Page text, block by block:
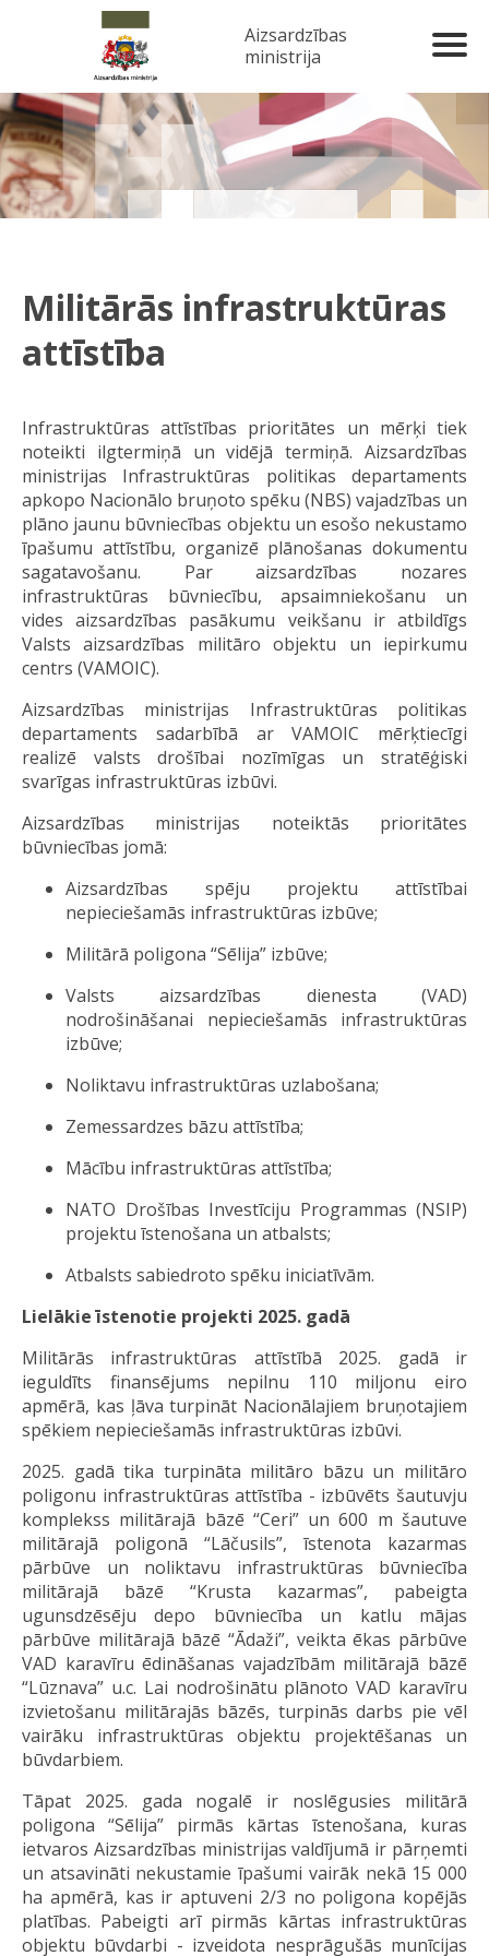
Aizsardzības
ministrija
Militārās infrastruktūras
attīstība
Infrastruktūras attīstības prioritātes un mērķi tiek
noteikti ilgtermiņā un vidējā termiņā. Aizsardzības
ministrijas Infrastruktūras politikas departaments
apkopo Nacionālo bruņoto spēku (NBS) vajadzības un
plāno jaunu būvniecības objektu un esošo nekustamo
īpašumu attīstību, organizē plānošanas dokumentu
sagatavošanu. Par aizsardzības nozares
infrastruktūras būvniecību, apsaimniekošanu un
vides aizsardzības pasākumu veikšanu ir atbildīgs
Valsts aizsardzības militāro objektu un iepirkumu
centrs (VAMOIC).
Aizsardzības ministrijas Infrastruktūras politikas
departaments sadarbībā ar VAMOIC mērķtiecīgi
realizē valsts drošībai nozīmīgas un stratēģiski
svarīgas infrastruktūras izbūvi.
Aizsardzības ministrijas noteiktās prioritātes
būvniecības jomā:
Aizsardzības spēju projektu attīstībai
nepieciešamās infrastruktūras izbūve;
Militārā poligona “Sēlija” izbūve;
Valsts aizsardzības dienesta (VAD)
nodrošināšanai nepieciešamās infrastruktūras
izbūve;
Noliktavu infrastruktūras uzlabošana;
Zemessardzes bāzu attīstība;
Mācību infrastruktūras attīstība;
NATO Drošības Investīciju Programmas (NSIP)
projektu īstenošana un atbalsts;
Atbalsts sabiedroto spēku iniciatīvām.
Lielākie īstenotie projekti 2025. gadā
Militārās infrastruktūras attīstībā 2025. gadā ir
ieguldīts finansējums nepilnu 110 miljonu eiro
apmērā, kas ļāva turpināt Nacionālajiem bruņotajiem
spēkiem nepieciešamās infrastruktūras izbūvi.
2025. gadā tika turpināta militāro bāzu un militāro
poligonu infrastruktūras attīstība - izbūvēts šautuvju
komplekss militārajā bāzē “Ceri” un 600 m šautuve
militārajā poligonā “Lāčusils”, īstenota kazarmas
pārbūve un noliktavu infrastruktūras būvniecība
militārajā bāzē “Krusta kazarmas”, pabeigta
ugunsdzēsēju depo būvniecība un katlu mājas
pārbūve militārajā bāzē “Ādaži”, veikta ēkas pārbūve
VAD karavīru ēdināšanas vajadzībām militārajā bāzē
“Lūznava” u.c. Lai nodrošinātu plānoto VAD karavīru
izvietošanu militārajās bāzēs, turpinās darbs pie vēl
vairāku infrastruktūras objektu projektēšanas un
būvdarbiem.
Tāpat 2025. gada nogalē ir noslēgusies militārā
poligona “Sēlija” pirmās kārtas īstenošana, kuras
ietvaros Aizsardzības ministrijas valdījumā ir pārņemti
un atsavināti nekustamie īpašumi vairāk nekā 15 000
ha apmērā, kas ir aptuveni 2/3 no poligona kopējās
platības. Pabeigti arī pirmās kārtas infrastruktūras
objektu būvdarbi - izveidota nesprāgušās munīcijas